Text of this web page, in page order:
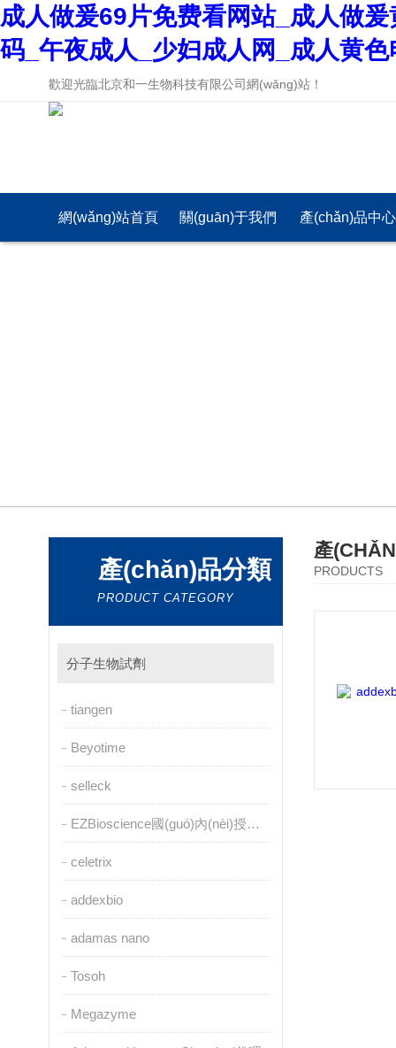
成人做爰69片免费看网站_成人做
码_午夜成人_少妇成人网_成人黄
歡迎光臨北京和一生物科技有限公司網(wǎng)站！
網(wǎng)站首頁 關(guān)于我們 產(chǎn)品中心
產(chǎn)品分類
PRODUCT CATEGORY
分子生物試劑
tiangen
Beyotime
selleck
EZBioscience國(guó)內(nèi)授權(quán)代理
celetrix
addexbio
adamas nano
Tosoh
Megazyme
產
PRODUCTS